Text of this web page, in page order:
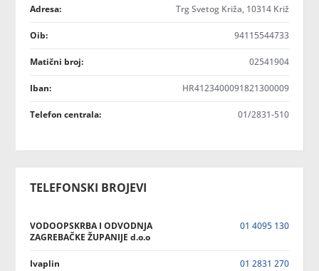
Adresa: Trg Svetog Križa, 10314 Križ
Oib: 94115544733
Matični broj: 02541904
Iban: HR4123400091821300009
Telefon centrala: 01/2831-510
TELEFONSKI BROJEVI
VODOOPSKRBA I ODVODNJA
ZAGREBAČKE ŽUPANIJE d.o.o
01 4095 130
Ivaplin 01 2831 270